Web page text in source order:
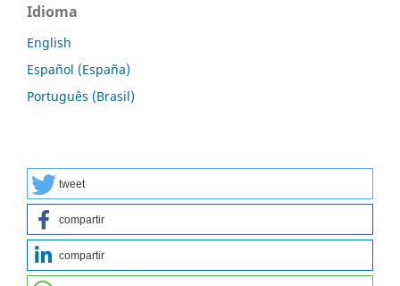
Idioma
English
Español (España)
Português (Brasil)
tweet
compartir
compartir